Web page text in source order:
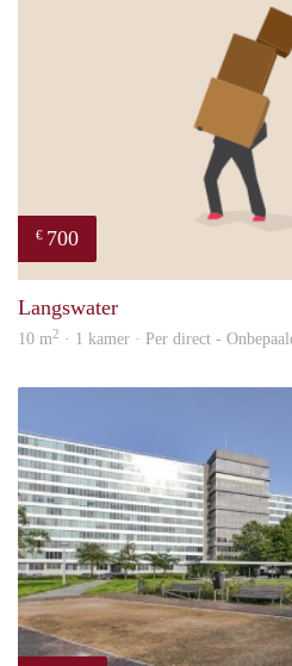
€ 700
Langswater
10 m2 · 1 kamer · Per direct -